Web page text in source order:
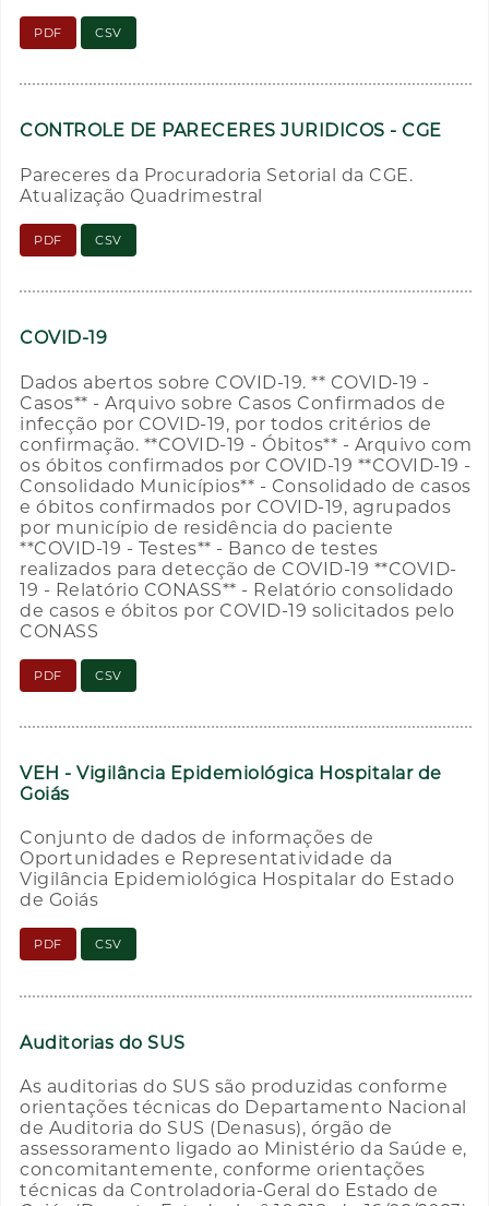
PDF CSV
CONTROLE DE PARECERES JURIDICOS - CGE
Pareceres da Procuradoria Setorial da CGE.
Atualização Quadrimestral
PDF CSV
COVID-19
Dados abertos sobre COVID-19. ** COVID-19 -
Casos** - Arquivo sobre Casos Confirmados de
infecção por COVID-19, por todos critérios de
confirmação. **COVID-19 - Óbitos** - Arquivo com
os óbitos confirmados por COVID-19 **COVID-19 -
Consolidado Municípios** - Consolidado de casos
e óbitos confirmados por COVID-19, agrupados
por município de residência do paciente
**COVID-19 - Testes** - Banco de testes
realizados para detecção de COVID-19 **COVID-
19 - Relatório CONASS** - Relatório consolidado
de casos e óbitos por COVID-19 solicitados pelo
CONASS
PDF CSV
VEH - Vigilância Epidemiológica Hospitalar de
Goiás
Conjunto de dados de informações de
Oportunidades e Representatividade da
Vigilância Epidemiológica Hospitalar do Estado
de Goiás
PDF CSV
Auditorias do SUS
As auditorias do SUS são produzidas conforme
orientações técnicas do Departamento Nacional
de Auditoria do SUS (Denasus), órgão de
assessoramento ligado ao Ministério da Saúde e,
concomitantemente, conforme orientações
técnicas da Controladoria-Geral do Estado de